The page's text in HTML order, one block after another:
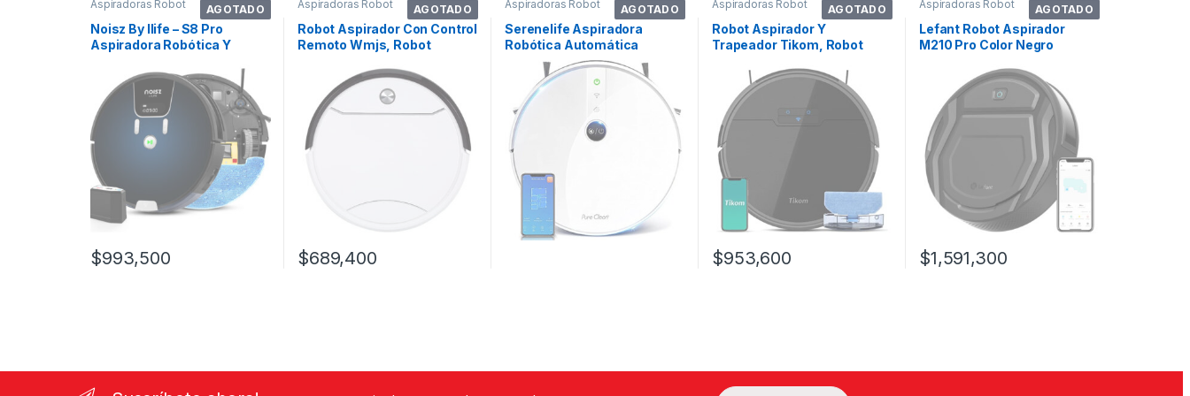
AGOTADO
Aspiradoras Robot
Noisz By Ilife – S8 Pro
Aspiradora Robótica Y
Degradado
$993,500
AGOTADO
Aspiradoras Robot
Robot Aspirador Con Control
Remoto Wmjs, Robot
$689,400
AGOTADO
Aspiradoras Robot
Serenelife Aspiradora
Robótica Automática
Inteligente Con Ap
AGOTADO
Aspiradoras Robot
Robot Aspirador Y
Trapeador Tikom, Robot
$953,600
AGOTADO
Aspiradoras Robot
Lefant Robot Aspirador
M210 Pro Color Negro
$1,591,300